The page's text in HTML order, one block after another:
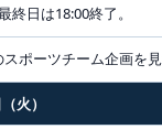
終日は18:00終了。
スポーツチーム企画を
火）